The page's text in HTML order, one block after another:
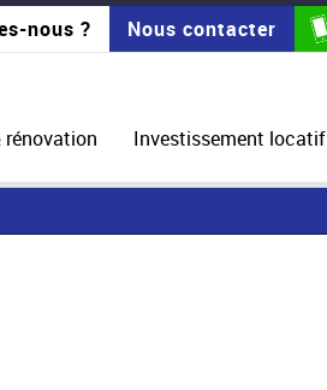
nous ? Nous contacter
rénovation Investissement locatif